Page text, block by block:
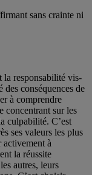
sans crainte ni
la responsabilité vis-
des conséquences de
à comprendre
concentrant sur les
culpabilité. C’est
ses valeurs les plus
activement à
la réussite
autres, leurs